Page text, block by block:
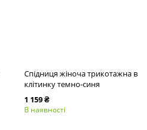
Спідниця жіноча трикотажна в
клітинку темно-синя
1 159 ₴
В наявності